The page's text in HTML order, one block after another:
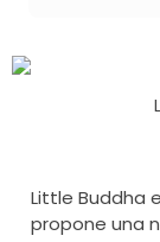
Little Buddha
propone una